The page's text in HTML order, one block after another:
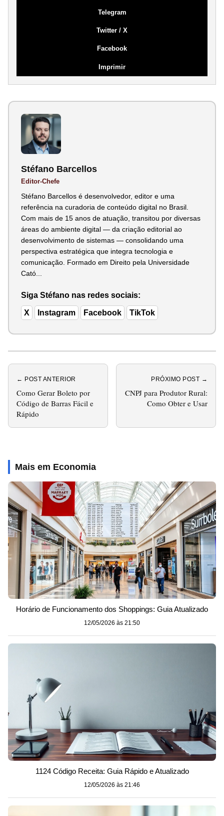
Telegram
Twitter / X
Facebook
Imprimir
Stéfano Barcellos
Editor-Chefe
Stéfano Barcellos é desenvolvedor, editor e uma
referência na curadoria de conteúdo digital no Brasil.
Com mais de 15 anos de atuação, transitou por diversas
áreas do ambiente digital — da criação editorial ao
desenvolvimento de sistemas — consolidando uma
perspectiva estratégica que integra tecnologia e
comunicação. Formado em Direito pela Universidade
Cató...
Siga Stéfano nas redes sociais:
X Instagram Facebook TikTok
← POST ANTERIOR
Como Gerar Boleto por
Código de Barras Fácil e
Rápido
PRÓXIMO POST →
CNPJ para Produtor Rural:
Como Obter e Usar
Mais em Economia
Horário de Funcionamento dos Shoppings: Guia Atualizado
12/05/2026 às 21:50
1124 Código Receita: Guia Rápido e Atualizado
12/05/2026 às 21:46